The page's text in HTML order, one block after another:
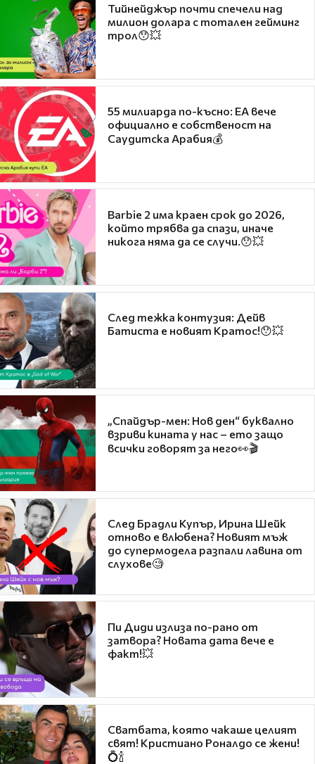
Тийнейджър почти спечели над
милион долара с тотален гейминг
трол😯💥
55 милиарда по-късно: EA вече
официално е собственост на
Саудитска Арабия💰
Barbie 2 има краен срок до 2026,
който трябва да спази, иначе
никога няма да се случи.😯💥
След тежка контузия: Дейв
Батиста е новият Кратос!😯💥
„Спайдър-мен: Нов ден“ буквално
взриви кината у нас – ето защо
всички говорят за него👀🎬
След Брадли Купър, Ирина Шейк
отново е влюбена? Новият мъж
до супермодела разпали лавина от
слухове🧐
Пи Диди излиза по-рано от
затвора? Новата дата вече е
факт!💥
Сватбата, която чакаше целият
свят! Кристиано Роналдо се жени!
💍🍾